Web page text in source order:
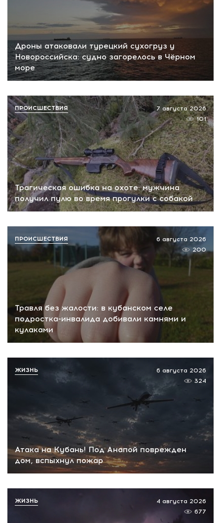
Дроны атаковали турецкий сухогруз у
Новороссийска: судно загорелось в Чёрном
море
Трагическая ошибка на охоте: мужчина
получил пулю во время прогулки с собакой
7 августа 2026
101
ПРОИСШЕСТВИЯ
Травля без жалости: в кубанском селе
подростка-инвалида добивали камнями и
кулаками
6 августа 2026
200
ПРОИСШЕСТВИЯ
Атака на Кубань! Под Анапой поврежден
дом, вспыхнул пожар
6 августа 2026
324
ЖИЗНЬ
4 августа 2026
677
ЖИЗНЬ